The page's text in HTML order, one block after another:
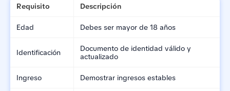
Requisito Descripción
Edad Debes ser mayor de 18 años
Identificación
Documento de identidad válido y
actualizado
Ingreso Demostrar ingresos estables